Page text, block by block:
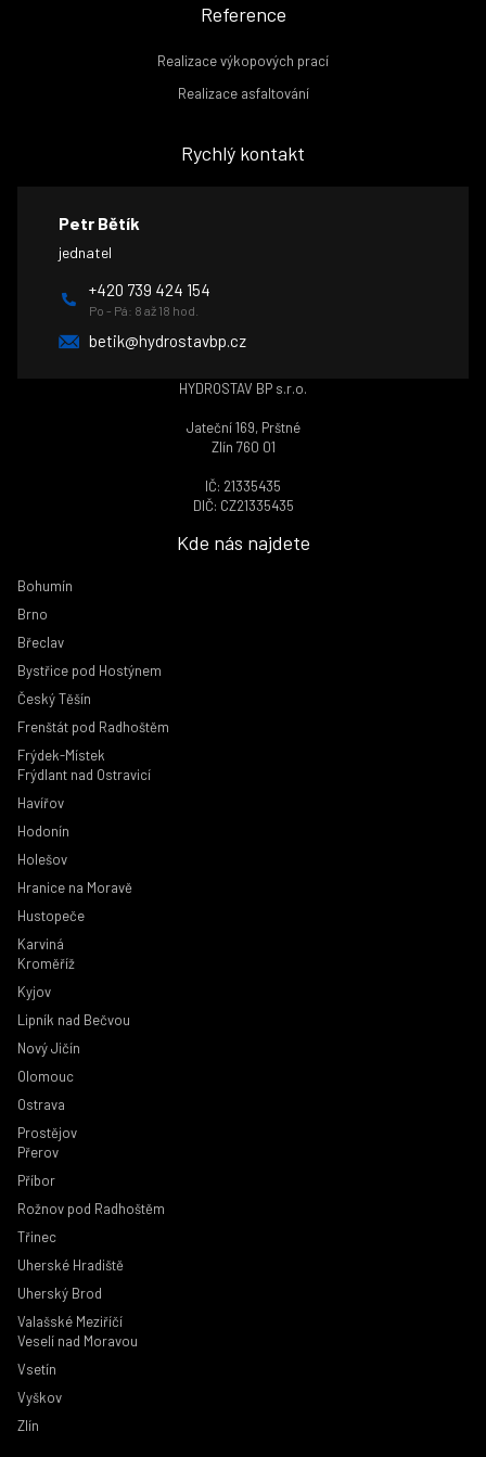
Reference
Realizace výkopových prací
Realizace asfaltování
Rychlý kontakt
Petr Bětík
jednatel
+420 739 424 154
Po - Pá: 8 až 18 hod.
betik@hydrostavbp.cz
HYDROSTAV BP s.r.o.
Jateční 169, Prštné
Zlín 760 01
IČ: 21335435
DIČ: CZ21335435
Kde nás najdete
Bohumín
Brno
Břeclav
Bystřice pod Hostýnem
Český Těšín
Frenštát pod Radhoštěm
Frýdek-Místek
Frýdlant nad Ostravicí
Havířov
Hodonín
Holešov
Hranice na Moravě
Hustopeče
Karviná
Kroměříž
Kyjov
Lipník nad Bečvou
Nový Jičín
Olomouc
Ostrava
Prostějov
Přerov
Příbor
Rožnov pod Radhoštěm
Třinec
Uherské Hradiště
Uherský Brod
Valašské Meziříčí
Veselí nad Moravou
Vsetín
Vyškov
Zlín